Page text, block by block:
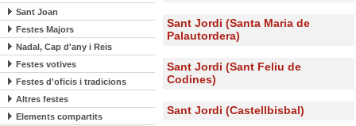
Sant Joan
Festes Majors
Nadal, Cap d'any i Reis
Festes votives
Festes d'oficis i tradicions
Altres festes
Elements compartits
Sant Jordi (Santa Maria de
Palautordera)
Sant Jordi (Sant Feliu de
Codines)
Sant Jordi (Castellbisbal)